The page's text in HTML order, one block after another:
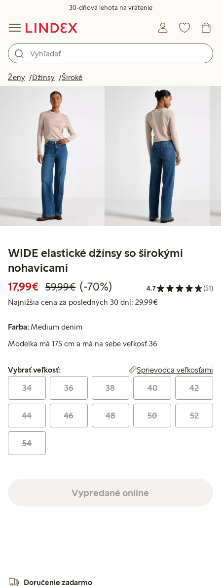
30-dňová lehota na vrátenie
Ženy Džínsy Široké
WIDE elastické džínsy so širokými
nohavicami
17,99€ Zvýhodnená cena: 17,99 €
59,99€Bežná cena: 59,99 €
70% zľava
(-70%) 4.7 (51)
Najnižšia cena za posledných 30 dní: 29,99€Najnižšia cena za
Farba:Medium denim
Modelka má 175 cm a má na sebe veľkosť 36
Vybrať veľkosť:
Vybrať veľkosť: Sprievodca veľkosťami
34 36 38 40 42
44 46 48 50 52
54
Vypredané online
Doručenie zadarmo